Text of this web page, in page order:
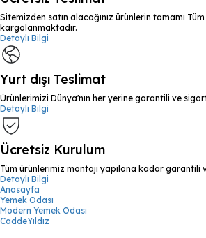
Sitemizden satın alacağınız ürünlerin tamamı
kargolanmaktadır.
Detaylı Bilgi
Yurt dışı Teslimat
Ürünlerimizi Dünya'nın her yerine garantili ve
Detaylı Bilgi
Ücretsiz Kurulum
Tüm ürünlerimiz montajı yapılana kadar garantili
Detaylı Bilgi
Anasayfa
Yemek Odası
Modern Yemek Odası
CaddeYıldız